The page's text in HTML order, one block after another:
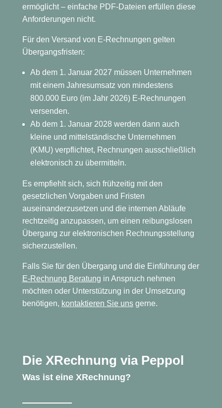
ermöglicht – einfache PDF-Dateien erfüllen diese
Anforderungen nicht.
Für den Versand von E-Rechnungen gelten
Übergangsfristen:
Ab dem 1. Januar 2027 müssen Unternehmen
mit einem Jahresumsatz von mindestens
800.000 Euro (im Jahr 2026) E-Rechnungen
versenden.
Ab dem 1. Januar 2028 werden dann auch
kleine und mittelständische Unternehmen
(KMU) verpflichtet, Rechnungen ausschließlich
elektronisch zu übermitteln.
Es empfiehlt sich, sich frühzeitig mit den
gesetzlichen Vorgaben und Fristen
auseinanderzusetzen und die internen Abläufe
rechtzeitig anzupassen, um einen reibungslosen
Übergang zur elektronischen Rechnungsstellung
sicherzustellen.
Falls Sie für den Übergang und die Einführung der
E-Rechnung Beratung in Anspruch nehmen
möchten oder Unterstützung in der Umsetzung
benötigen, kontaktieren Sie unsgerne.
Die XRechnung via Peppol
Was ist eine XRechnung?